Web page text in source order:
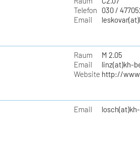
Telefon
030 /
Email
Raum
M 2.05
Email
linz(at)kh-
Website http://
Email